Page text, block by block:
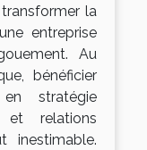
la
entreprise
Au
bénéficier
stratégie
et relations
inestimable.